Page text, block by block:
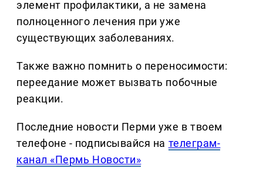
элемент профилактики, а не замена
полноценного лечения при уже
существующих заболеваниях.
Также важно помнить о переносимости:
переедание может вызвать побочные
реакции.
Последние новости Перми уже в твоем
телефоне - подписывайся на телеграм-
канал «Пермь Новости»